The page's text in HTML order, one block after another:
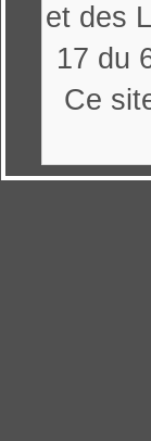
et des
17 du
Ce